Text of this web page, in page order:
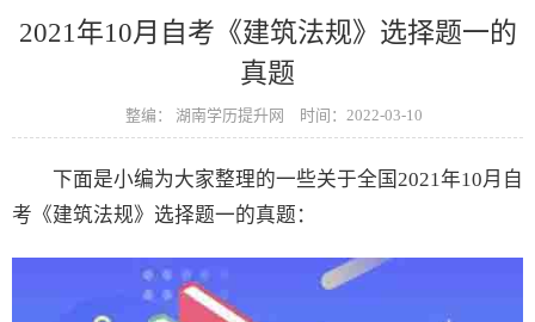
2021年10月自考《建筑法规》选择题一的
真题
整编： 湖南学历提升网 时间：2022-03-10
下面是小编为大家整理的一些关于全国2021年10月自
考《建筑法规》选择题一的真题：